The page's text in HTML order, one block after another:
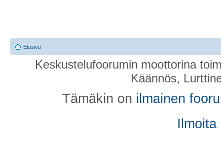
Etusivu
Keskustelufoorumin moottorina
Käännös,
Tämäkin on ilmainen